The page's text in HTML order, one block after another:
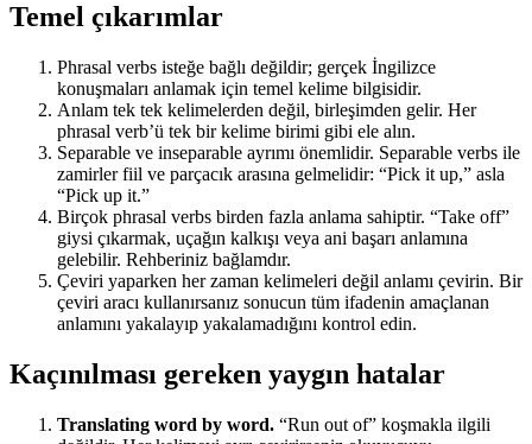
Temel çıkarımlar
Phrasal verbs isteğe bağlı değildir; gerçek İngilizce
konuşmaları anlamak için temel kelime bilgisidir.
Anlam tek tek kelimelerden değil, birleşimden gelir. Her
phrasal verb’ü tek bir kelime birimi gibi ele alın.
Separable ve inseparable ayrımı önemlidir. Separable verbs ile
zamirler fiil ve parçacık arasına gelmelidir: “Pick it up,” asla
“Pick up it.”
Birçok phrasal verbs birden fazla anlama sahiptir. “Take off”
giysi çıkarmak, uçağın kalkışı veya ani başarı anlamına
gelebilir. Rehberiniz bağlamdır.
Çeviri yaparken her zaman kelimeleri değil anlamı çevirin. Bir
çeviri aracı kullanırsanız sonucun tüm ifadenin amaçlanan
anlamını yakalayıp yakalamadığını kontrol edin.
Kaçınılması gereken yaygın hatalar
Translating word by word. “Run out of” koşmakla ilgili